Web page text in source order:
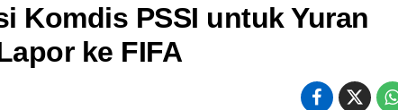
Komdis PSSI untuk Yuran
ke FIFA